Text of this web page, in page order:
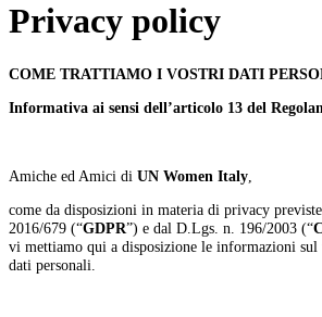
Privacy policy
COME TRATTIAMO I VOSTRI DATI
Informativa ai sensi dell’articolo 13 del
Amiche ed Amici di UN Women Italy
come da disposizioni in materia di privacy
2016/679 (“GDPR”) e dal D.Lgs. n. 196/2003 (“
vi mettiamo qui a disposizione le informazioni
dati personali.